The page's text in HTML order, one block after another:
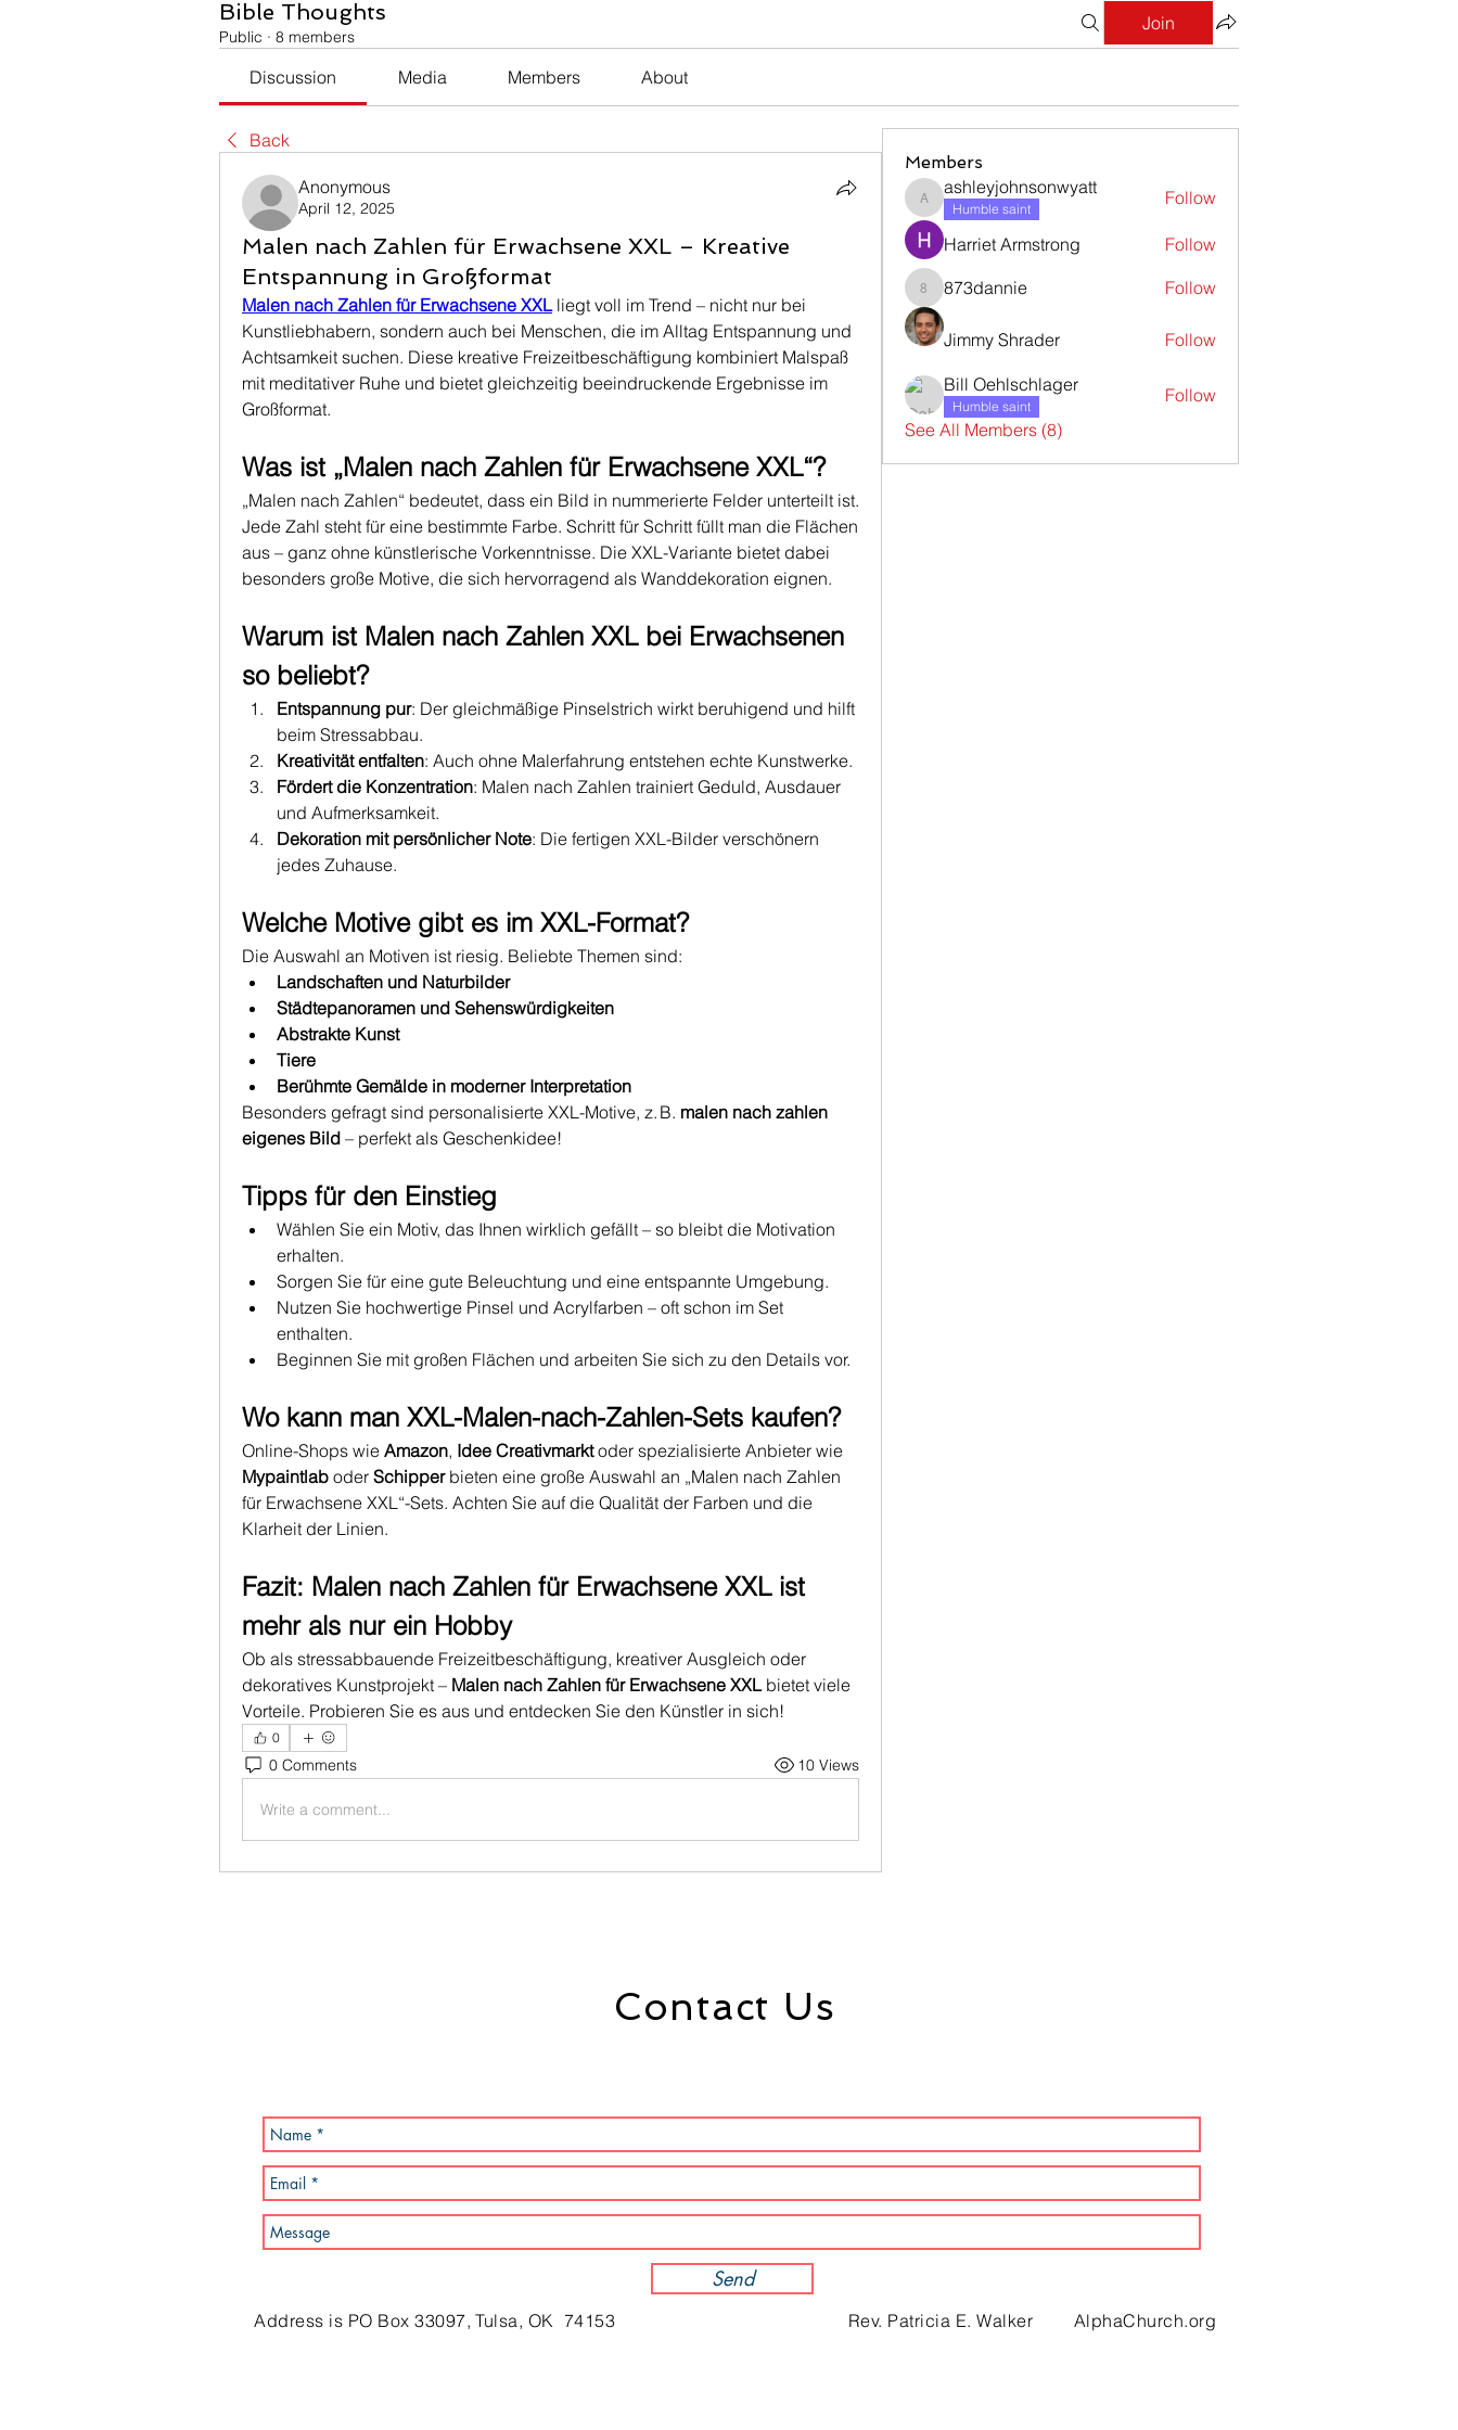
Bible Thoughts
Public · 8 members
Join
Discussion Media Members About
Back
Anonymous
April 12, 2025
Malen nach Zahlen für Erwachsene XXL – Kreative
Entspannung in Großformat
Malen nach Zahlen für Erwachsene XXL liegt voll im Trend – nicht nur bei
Kunstliebhabern, sondern auch bei Menschen, die im Alltag Entspannung und
Achtsamkeit suchen. Diese kreative Freizeitbeschäftigung kombiniert Malspaß
mit meditativer Ruhe und bietet gleichzeitig beeindruckende Ergebnisse im
Großformat.
Was ist „Malen nach Zahlen für Erwachsene XXL“?
„Malen nach Zahlen“ bedeutet, dass ein Bild in nummerierte Felder unterteilt ist.
Jede Zahl steht für eine bestimmte Farbe. Schritt für Schritt füllt man die Flächen
aus – ganz ohne künstlerische Vorkenntnisse. Die XXL-Variante bietet dabei
besonders große Motive, die sich hervorragend als Wanddekoration eignen.
Warum ist Malen nach Zahlen XXL bei Erwachsenen
so beliebt?
Entspannung pur: Der gleichmäßige Pinselstrich wirkt beruhigend und hilft
beim Stressabbau.
Kreativität entfalten: Auch ohne Malerfahrung entstehen echte Kunstwerke.
Fördert die Konzentration: Malen nach Zahlen trainiert Geduld, Ausdauer
und Aufmerksamkeit.
Dekoration mit persönlicher Note: Die fertigen XXL-Bilder verschönern
jedes Zuhause.
Welche Motive gibt es im XXL-Format?
Die Auswahl an Motiven ist riesig. Beliebte Themen sind:
Landschaften und Naturbilder
Städtepanoramen und Sehenswürdigkeiten
Abstrakte Kunst
Tiere
Berühmte Gemälde in moderner Interpretation
Besonders gefragt sind personalisierte XXL-Motive, z. B. malen nach zahlen
eigenes Bild – perfekt als Geschenkidee!
Tipps für den Einstieg
Wählen Sie ein Motiv, das Ihnen wirklich gefällt – so bleibt die Motivation
erhalten.
Sorgen Sie für eine gute Beleuchtung und eine entspannte Umgebung.
Nutzen Sie hochwertige Pinsel und Acrylfarben – oft schon im Set
enthalten.
Beginnen Sie mit großen Flächen und arbeiten Sie sich zu den Details vor.
Wo kann man XXL-Malen-nach-Zahlen-Sets kaufen?
Online-Shops wie Amazon, Idee Creativmarkt
Mypaintlab oder Schipper bieten eine große Auswahl an „Malen nach Zahlen
für Erwachsene XXL“-Sets. Achten Sie auf die Qualität der Farben und die
Klarheit der Linien.
Fazit: Malen nach Zahlen für Erwachsene XXL ist
mehr als nur ein Hobby
Ob als stressabbauende Freizeitbeschäftigung, kreativer Ausgleich oder
dekoratives Kunstprojekt – Malen nach Zahlen für Erwachsene XXL bietet viele
Vorteile. Probieren Sie es aus und entdecken Sie den Künstler in sich!
0
0 Comments 10 Views
Write a comment...
Members
ashleyjohnsonwyatt
ashleyjohnsonwyatt
Humble saint
Follow
Harriet Armstrong Follow
873dannie
873dannie Follow
Jimmy Shrader Follow
Bill Oehlschlager
Humble saint
Follow
See All Members (8)
Contact Us
Address is PO Box 33097, Tulsa, OK 74153 Rev. Patricia E. Walker AlphaChurch.org
Send